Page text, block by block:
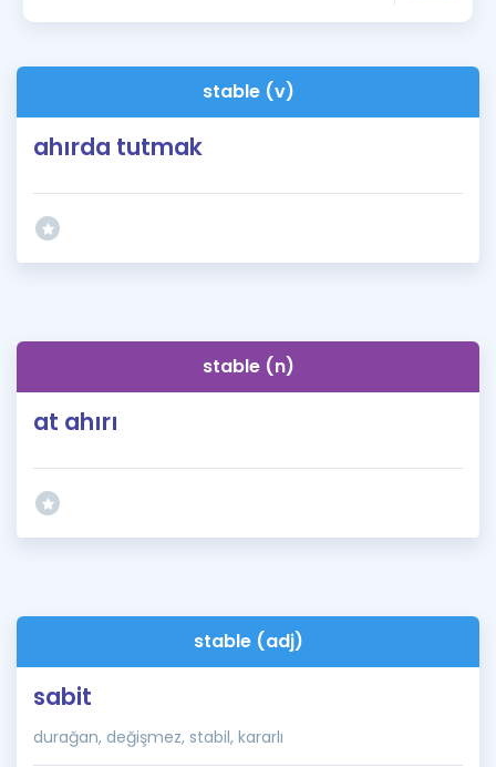
Blog
İngilizce Gramer
stable (v)
ahırda tutmak
stable (n)
at ahırı
stable (adj)
sabit
durağan, değişmez, stabil, kararlı